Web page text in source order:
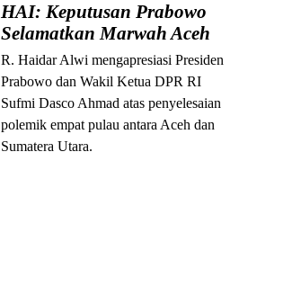
HAI: Keputusan Prabowo
Selamatkan Marwah Aceh
R. Haidar Alwi mengapresiasi Presiden
Prabowo dan Wakil Ketua DPR RI
Sufmi Dasco Ahmad atas penyelesaian
polemik empat pulau antara Aceh dan
Sumatera Utara.